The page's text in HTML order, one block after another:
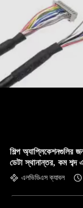
শিল্প
ডেটা স্থানান্তর, কম শব্দ
ডিজাইনএলভিডিএস ক্যাবল